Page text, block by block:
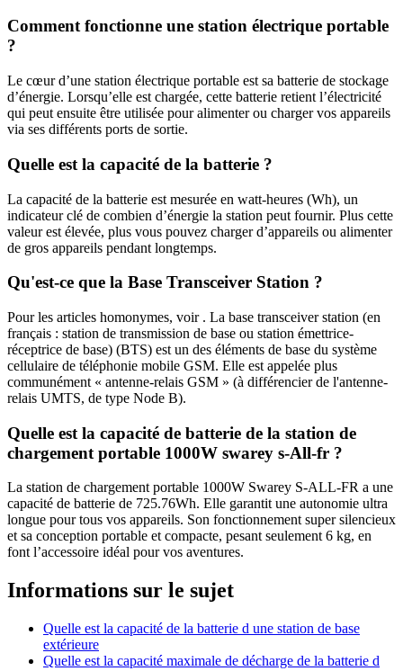
Comment fonctionne une station électrique portable
?
Le cœur d’une station électrique portable est sa batterie de stockage
d’énergie. Lorsqu’elle est chargée, cette batterie retient l’électricité
qui peut ensuite être utilisée pour alimenter ou charger vos appareils
via ses différents ports de sortie.
Quelle est la capacité de la batterie ?
La capacité de la batterie est mesurée en watt-heures (Wh), un
indicateur clé de combien d’énergie la station peut fournir. Plus cette
valeur est élevée, plus vous pouvez charger d’appareils ou alimenter
de gros appareils pendant longtemps.
Qu'est-ce que la Base Transceiver Station ?
Pour les articles homonymes, voir . La base transceiver station (en
français : station de transmission de base ou station émettrice-
réceptrice de base) (BTS) est un des éléments de base du système
cellulaire de téléphonie mobile GSM. Elle est appelée plus
communément « antenne-relais GSM » (à différencier de l'antenne-
relais UMTS, de type Node B).
Quelle est la capacité de batterie de la station de
chargement portable 1000W swarey s-All-fr ?
La station de chargement portable 1000W Swarey S-ALL-FR a une
capacité de batterie de 725.76Wh. Elle garantit une autonomie ultra
longue pour tous vos appareils. Son fonctionnement super silencieux
et sa conception portable et compacte, pesant seulement 6 kg, en
font l’accessoire idéal pour vos aventures.
Informations sur le sujet
Quelle est la capacité de la batterie d une station de base
extérieure
Quelle est la capacité maximale de décharge de la batterie d